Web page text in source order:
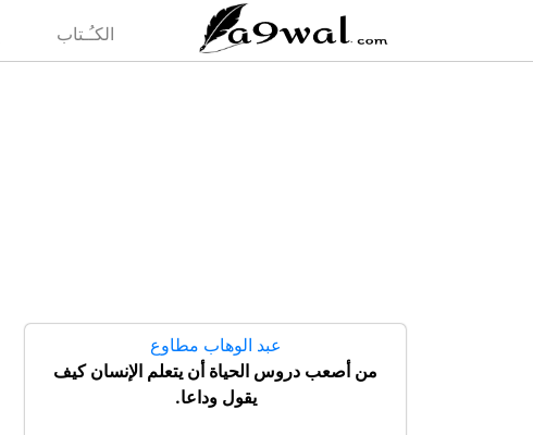
الكـُـتاب
عبد الوهاب مطاوع
من أصعب دروس الحياة أن يتعلم الإنسان كيف
يقول وداعا.